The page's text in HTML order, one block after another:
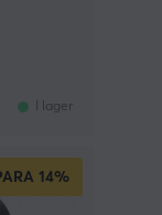
I lager
14%